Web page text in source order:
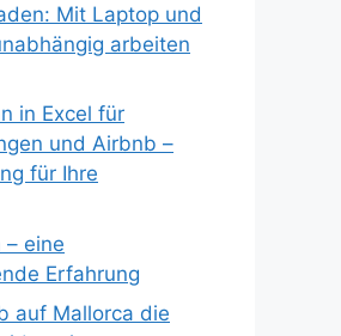
Mit Laptop und
arbeiten
in Excel für
und Airbnb –
für Ihre
– eine
Erfahrung
auf Mallorca die